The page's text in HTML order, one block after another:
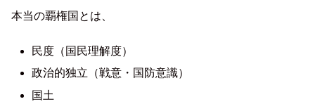
本当の覇権国とは、
民度（国民理解度）
政治的独立（戦意・国防意識）
国土